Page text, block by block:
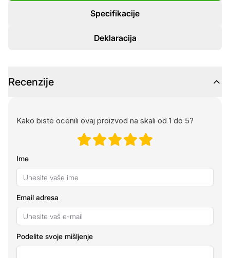
Specifikacije
Deklaracija
Recenzije
Kako biste ocenili ovaj proizvod na skali od 1 do 5?
Ime
Email adresa
Podelite svoje mišljenje